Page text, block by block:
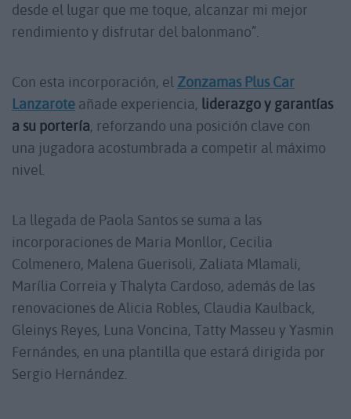
desde el lugar que me toque, alcanzar mi mejor
rendimiento y disfrutar del balonmano”.
Con esta incorporación, el Zonzamas Plus Car
Lanzarote añade experiencia, liderazgo y garantías
a su portería, reforzando una posición clave con
una jugadora acostumbrada a competir al máximo
nivel.
La llegada de Paola Santos se suma a las
incorporaciones de Maria Monllor, Cecilia
Colmenero, Malena Guerisoli, Zaliata Mlamali,
Marília Correia y Thalyta Cardoso, además de las
renovaciones de Alicia Robles, Claudia Kaulback,
Gleinys Reyes, Luna Voncina, Tatty Masseu y Yasmin
Fernándes, en una plantilla que estará dirigida por
Sergio Hernández.